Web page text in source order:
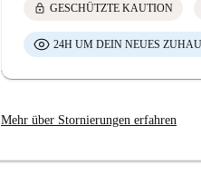
lock GESCHÜTZTE KAUTION
24H UM DEIN NEUES
Mehr über Stornierungen erfahren